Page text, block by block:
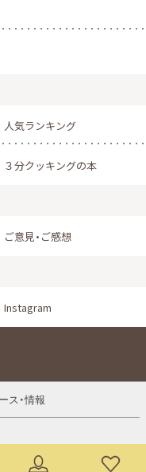
人気ランキング
３分クッキングの本
ご意見・ご感想
Instagram
ス・情報